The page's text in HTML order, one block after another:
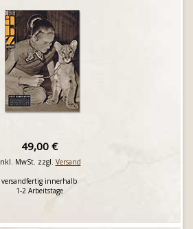
49,00 €
MwSt. zzgl. Versand
versandfertig innerhalb
1-2 Arbeitstage